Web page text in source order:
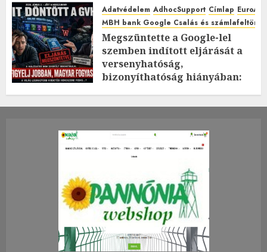
Adatvédelem AdhocSupport Címlap
MBH bank Google Csalás és
Megszüntette a Google-lel
szemben indított eljárását a
versenyhatóság,
bizonyíthatóság hiányában:
2026.JÚLIUS.23. CSÜTÖRTÖK.
0